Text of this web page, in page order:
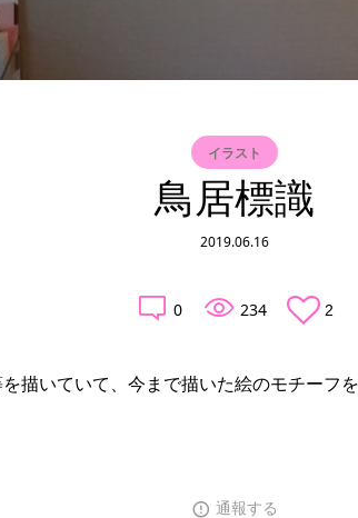
イラスト
鳥居標識
2019.06.16
0 234 2
描いていて、今まで描いた絵のモチーフ
通報する